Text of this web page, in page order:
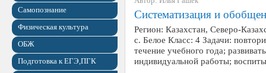
Самопознание
Физическая культура
ОБЖ
Подготовка к ЕГЭ,ПГК
Систематизация и
Регион: Казахстан, Северо-
с. Белое Класс: 4 Задачи:
течение учебного года;
индивидуальной работы;